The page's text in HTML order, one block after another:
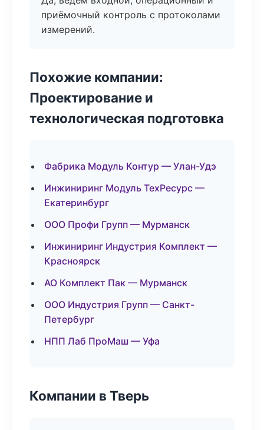
приёмочный контроль с протоколами
измерений.
Похожие компании:
Проектирование и
технологическая подготовка
Фабрика Модуль Контур — Улан-Удэ
Инжиниринг Модуль ТехРесурс —
Екатеринбург
ООО Профи Групп — Мурманск
Инжиниринг Индустрия Комплект —
Красноярск
АО Комплект Пак — Мурманск
ООО Индустрия Групп — Санкт-
Петербург
НПП Лаб ПроМаш — Уфа
Компании в Тверь